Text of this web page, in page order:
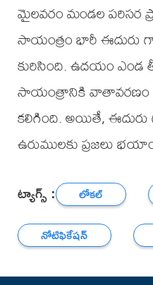
మైలవరం మండల పరిసర
సాయంత్రం భారీ ఈదురు
కురిసింది. ఉదయం ఎండ
సాయంత్రానికి వాతావరణం
కలిగింది. అయితే, ఈదురు
ఉరుములకు ప్రజలు
ట్యాగ్స్ : లోకల్
నోటిఫికేషన్